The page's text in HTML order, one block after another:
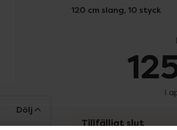
120 cm slang, 10 styck
I
Tillfälligt slut
Dölj